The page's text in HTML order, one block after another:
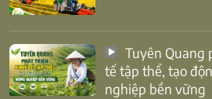
tế tập thể, tạo
nghiệp bền vững